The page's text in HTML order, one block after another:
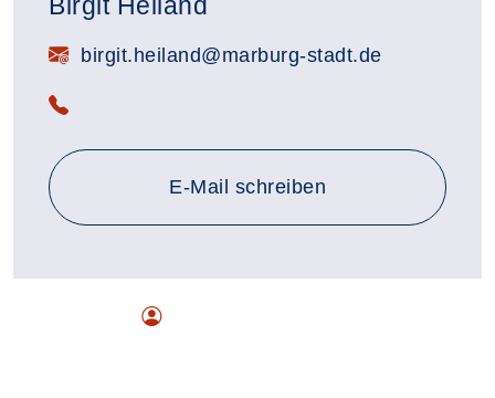
E-Mail:birgit.heiland@marburg-stadt.de
Telefon:
E-Mail schreiben